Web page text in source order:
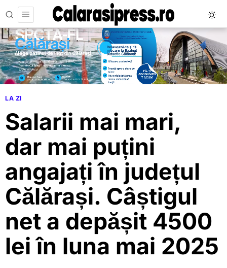
LA ZI
Salarii mai mari,
dar mai puțini
angajați în județul
Călărași. Câștigul
net a depășit 4500
lei în luna mai 2025